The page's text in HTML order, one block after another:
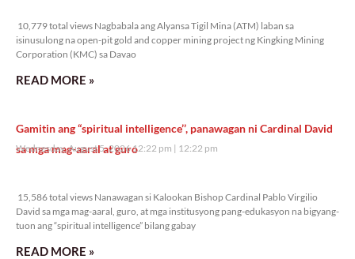
10,779 total views Nagbabala ang Alyansa Tigil Mina (ATM) laban sa
isinusulong na open-pit gold and copper mining project ng Kingking Mining
Corporation (KMC) sa Davao
READ MORE »
Gamitin ang “spiritual intelligence’’, panawagan ni Cardinal David
sa mga mag-aaral at guro
Wednesday, August 5, 2026 12:22 pm 12:22 pm
15,586 total views Nanawagan si Kalookan Bishop Cardinal Pablo Virgilio
David sa mga mag-aaral, guro, at mga institusyong pang-edukasyon na bigyang-
tuon ang “spiritual intelligence” bilang gabay
READ MORE »